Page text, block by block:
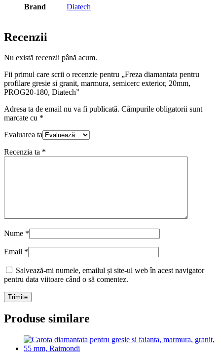
Brand Diatech
Recenzii
Nu există recenzii până acum.
Fii primul care scrii o recenzie pentru „Freza diamantata pentru
profilare gresie si granit, marmura, semicerc exterior, 20mm,
PROG20-180, Diatech”
Adresa ta de email nu va fi publicată. Câmpurile obligatorii sunt
marcate cu *
Evaluarea ta
Recenzia ta *
Nume *
Email *
Salvează-mi numele, emailul și site-ul web în acest navigator
pentru data viitoare când o să comentez.
Produse similare